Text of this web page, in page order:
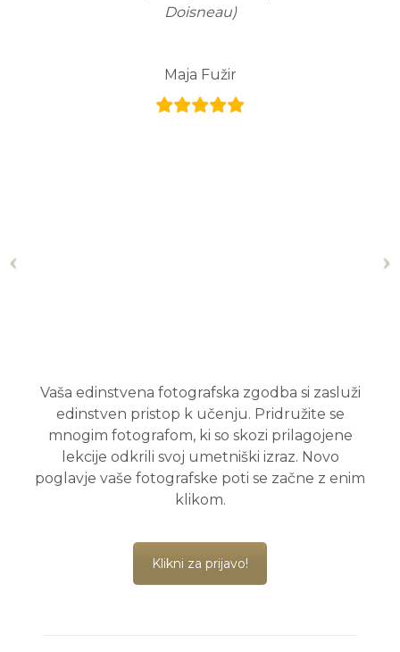
Doisneau)
Maja Fužir
Vaša edinstvena fotografska zgodba si zasluži
edinstven pristop k učenju. Pridružite se
mnogim fotografom, ki so skozi prilagojene
lekcije odkrili svoj umetniški izraz. Novo
poglavje vaše fotografske poti se začne z enim
klikom.
Klikni za prijavo!